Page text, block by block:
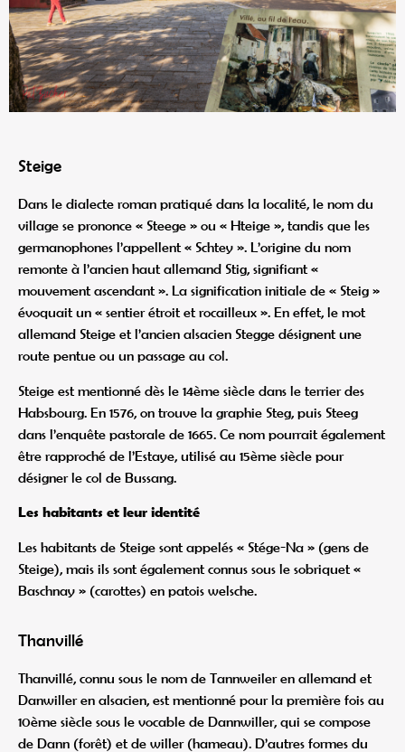
Steige
Dans le dialecte roman pratiqué dans la localité, le nom du
village se prononce « Steege » ou « Hteige », tandis que les
germanophones l’appellent « Schtey ». L’origine du nom
remonte à l’ancien haut allemand Stig, signifiant «
mouvement ascendant ». La signification initiale de « Steig »
évoquait un « sentier étroit et rocailleux ». En effet, le mot
allemand Steige et l’ancien alsacien Stegge désignent une
route pentue ou un passage au col.
Steige est mentionné dès le 14ème siècle dans le terrier des
Habsbourg. En 1576, on trouve la graphie Steg, puis Steeg
dans l’enquête pastorale de 1665. Ce nom pourrait également
être rapproché de l’Estaye, utilisé au 15ème siècle pour
désigner le col de Bussang.
Les habitants et leur identité
Les habitants de Steige sont appelés « Stége-Na » (gens de
Steige), mais ils sont également connus sous le sobriquet «
Baschnay » (carottes) en patois welsche.
Thanvillé
Thanvillé, connu sous le nom de Tannweiler en allemand et
Danwiller en alsacien, est mentionné pour la première fois au
10ème siècle sous le vocable de Dannwiller, qui se compose
de Dann (forêt) et de willer (hameau). D’autres formes du